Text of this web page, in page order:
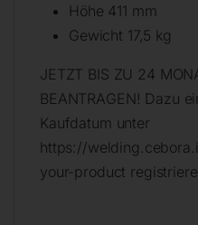
Höhe 411 mm
Gewicht 17,5 kg
JETZT BIS ZU 24
BEANTRAGEN! Dazu
Kaufdatum unter
https://
your-product